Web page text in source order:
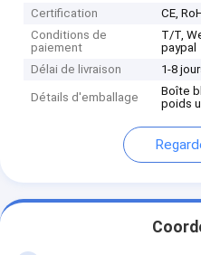
Certification
CE,
Conditions de
paiement
T/T,
paypal
Délai de livraison
1-8
Détails d'emballage
Boîte
poids